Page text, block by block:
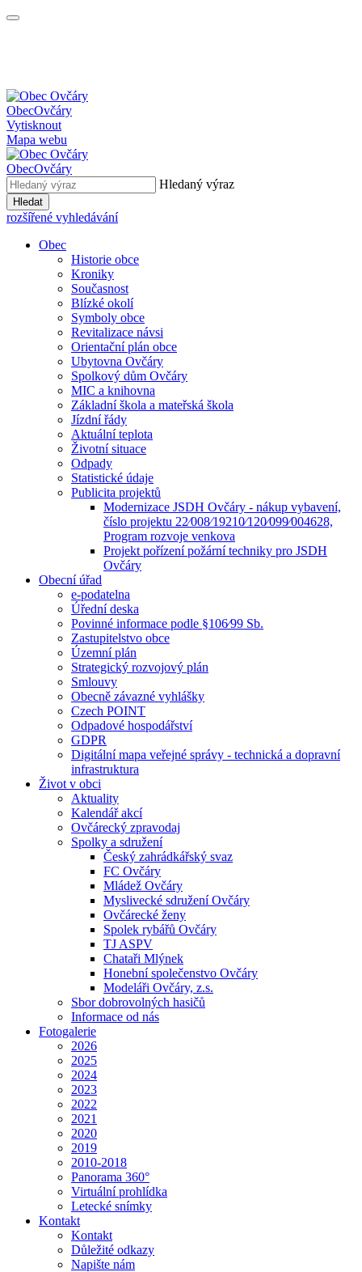
ObecOvčáry
Vytisknout
Mapa webu
ObecOvčáry
Hledaný výraz
Hledat
rozšířené vyhledávání
Obec
Historie obce
Kroniky
Současnost
Blízké okolí
Symboly obce
Revitalizace návsi
Orientační plán obce
Ubytovna Ovčáry
Spolkový dům Ovčáry
MIC a knihovna
Základní škola a mateřská škola
Jízdní řády
Aktuální teplota
Životní situace
Odpady
Statistické údaje
Publicita projektů
Modernizace JSDH Ovčáry - nákup vybavení,
číslo projektu 22⁄008⁄19210⁄120⁄099⁄004628,
Program rozvoje venkova
Projekt pořízení požární techniky pro JSDH
Ovčáry
Obecní úřad
e-podatelna
Úřední deska
Povinné informace podle §106⁄99 Sb.
Zastupitelstvo obce
Územní plán
Strategický rozvojový plán
Smlouvy
Obecně závazné vyhlášky
Czech POINT
Odpadové hospodářství
GDPR
Digitální mapa veřejné správy - technická a dopravní
infrastruktura
Život v obci
Aktuality
Kalendář akcí
Ovčárecký zpravodaj
Spolky a sdružení
Český zahrádkářský svaz
FC Ovčáry
Mládež Ovčáry
Myslivecké sdružení Ovčáry
Ovčárecké ženy
Spolek rybářů Ovčáry
TJ ASPV
Chataři Mlýnek
Honební společenstvo Ovčáry
Modeláři Ovčáry, z.s.
Sbor dobrovolných hasičů
Informace od nás
Fotogalerie
2026
2025
2024
2023
2022
2021
2020
2019
2010-2018
Panorama 360°
Virtuální prohlídka
Letecké snímky
Kontakt
Kontakt
Důležité odkazy
Napište nám